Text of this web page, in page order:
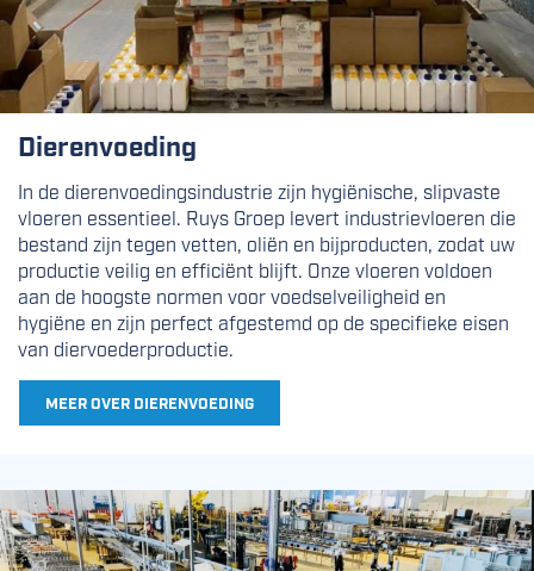
Dierenvoeding
In de dierenvoedingsindustrie zijn hygiënische, slipvaste
vloeren essentieel. Ruys Groep levert industrievloeren die
bestand zijn tegen vetten, oliën en bijproducten, zodat uw
productie veilig en efficiënt blijft. Onze vloeren voldoen
aan de hoogste normen voor voedselveiligheid en
hygiëne en zijn perfect afgestemd op de specifieke eisen
van diervoederproductie.
MEER OVER DIERENVOEDING